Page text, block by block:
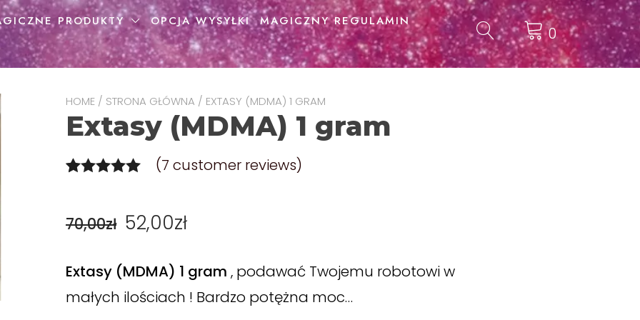
PRODUKTY OPCJA WYSYŁKI
MAGICZNY REGULAMIN
0
HOME / STRONA GŁÓWNA / EXTASY (MDMA) 1 GRAM
Extasy (MDMA) 1 gram
based on
ratings
(7 customer reviews)
70,00zł 52,00zł
Extasy (MDMA) 1 gram , podawać Twojemu robotowi w
małych ilościach ! Bardzo potężna moc…